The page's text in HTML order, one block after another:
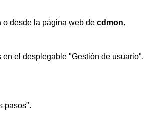
o desde la página web de cdmon.
en el desplegable "Gestión de usuario".
pasos".